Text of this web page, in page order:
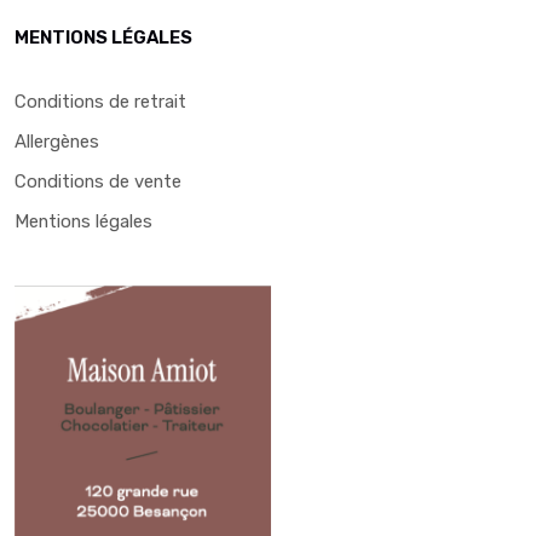
MENTIONS LÉGALES
Conditions de retrait
Allergènes
Conditions de vente
Mentions légales